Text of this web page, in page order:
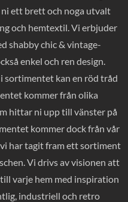
ett brett och noga utvalt
och hemtextil. Vi erbjuder
shabby chic & vintage-
enkel och ren design.
sortimentet kan en röd tråd
kommer från olika
hittar ni upp till vänster på
kommer dock från vår
har tagit fram ett sortiment
Vi drivs av visionen att
varje hem med inspiration
industriell och retro